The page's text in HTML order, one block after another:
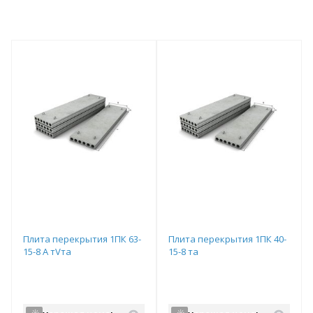
Плита перекрытия 1ПК 63-
15-8 А тVта
Плита перекрытия 1ПК 40-
15-8 та